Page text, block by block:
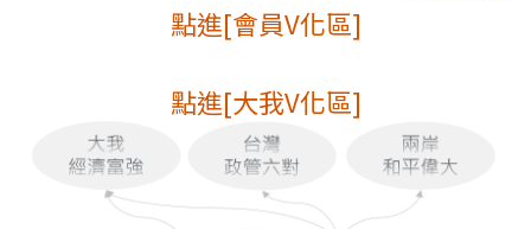
點進[會員V化區]
點進[大我V化區]